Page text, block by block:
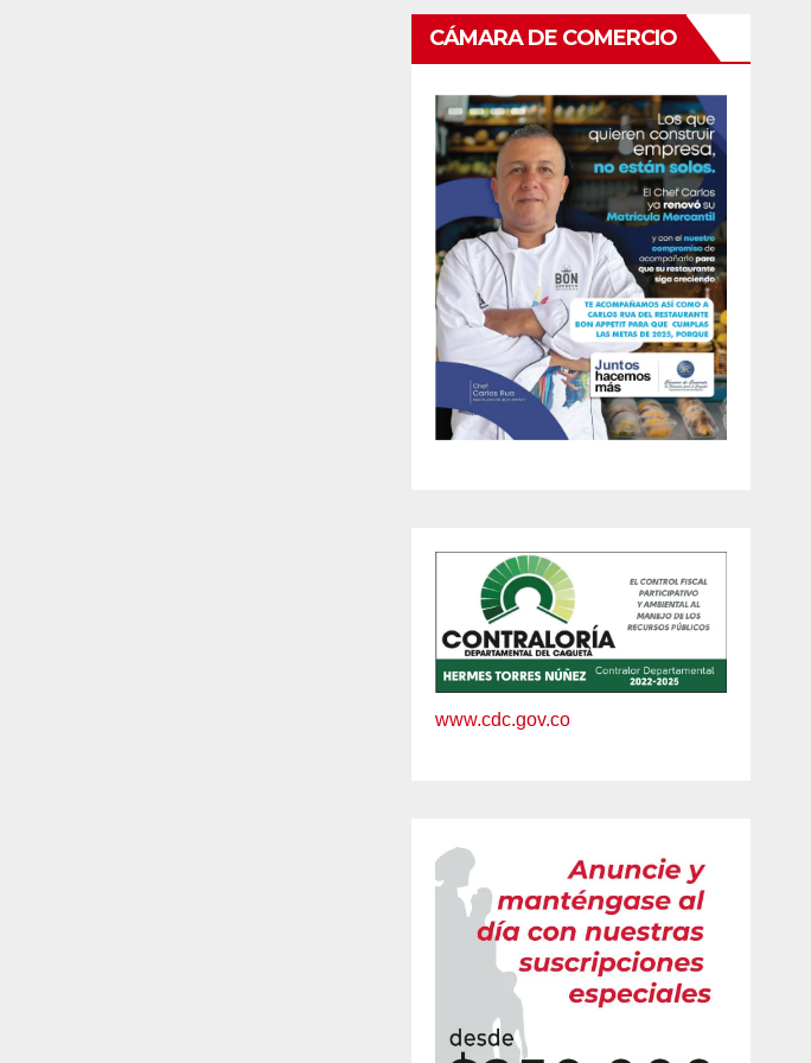
CÁMARA DE COMERCIO
www.cdc.gov.co